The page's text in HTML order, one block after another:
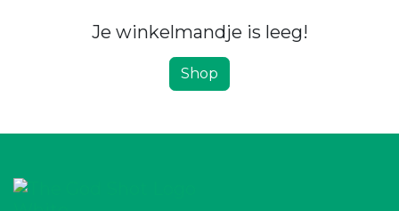
Je winkelmandje is leeg!
Shop